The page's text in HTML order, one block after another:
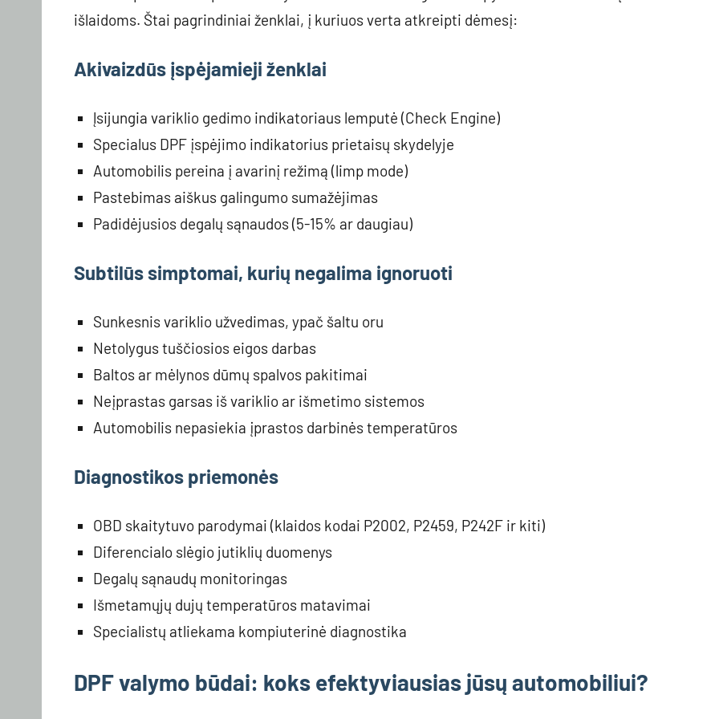
išlaidoms. Štai pagrindiniai ženklai, į kuriuos verta atkreipti dėmesį:
Akivaizdūs įspėjamieji ženklai
Įsijungia variklio gedimo indikatoriaus lemputė (Check Engine)
Specialus DPF įspėjimo indikatorius prietaisų skydelyje
Automobilis pereina į avarinį režimą (limp mode)
Pastebimas aiškus galingumo sumažėjimas
Padidėjusios degalų sąnaudos (5-15% ar daugiau)
Subtilūs simptomai, kurių negalima ignoruoti
Sunkesnis variklio užvedimas, ypač šaltu oru
Netolygus tuščiosios eigos darbas
Baltos ar mėlynos dūmų spalvos pakitimai
Neįprastas garsas iš variklio ar išmetimo sistemos
Automobilis nepasiekia įprastos darbinės temperatūros
Diagnostikos priemonės
OBD skaitytuvo parodymai (klaidos kodai P2002, P2459, P242F ir kiti)
Diferencialo slėgio jutiklių duomenys
Degalų sąnaudų monitoringas
Išmetamųjų dujų temperatūros matavimai
Specialistų atliekama kompiuterinė diagnostika
DPF valymo būdai: koks efektyviausias jūsų automobiliui?